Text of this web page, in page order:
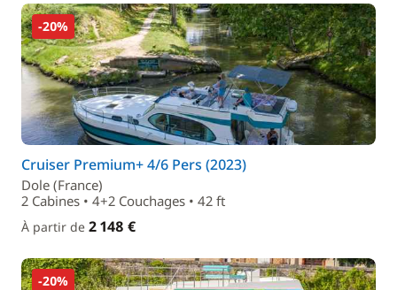
-20%
Cruiser Premium+ 4/6 Pers (2023)
Dole (France)
2 Cabines • 4+2 Couchages • 42 ft
À partir de 2 148 €
-20%